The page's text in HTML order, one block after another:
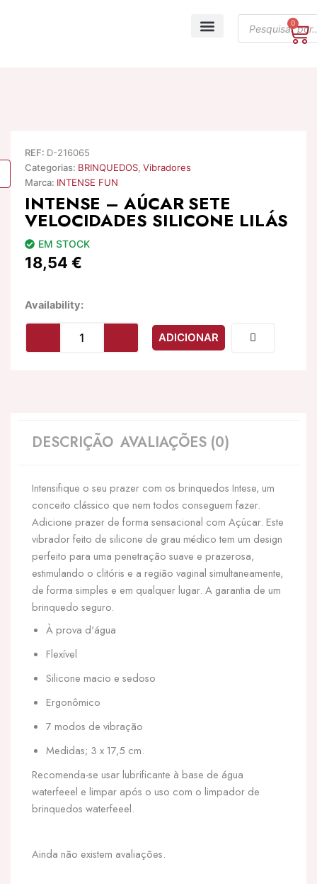
search
0
REF: D-216065
Categorias: BRINQUEDOS, Vibradores
Marca: INTENSE FUN
INTENSE – AÚCAR SETE
VELOCIDADES SILICONE LILÁS
EM STOCK
18,54 €
Availability:Quantidade
INTENSE
ADICIONAR
DESCRIÇÃO AVALIAÇÕES (0)
Intensifique o seu prazer com os brinquedos Intese, um
conceito clássico que nem todos conseguem fazer.
Adicione prazer de forma sensacional com Açúcar. Este
vibrador feito de silicone de grau médico tem um design
perfeito para uma penetração suave e prazerosa,
estimulando o clitóris e a região vaginal simultaneamente,
de forma simples e em qualquer lugar. A garantia de um
brinquedo seguro.
À prova d'água
Flexível
Silicone macio e sedoso
Ergonômico
7 modos de vibração
Medidas; 3 x 17,5 cm.
Recomenda-se usar lubrificante à base de água
waterfeeel e limpar após o uso com o limpador de
brinquedos waterfeeel.
Ainda não existem avaliações.